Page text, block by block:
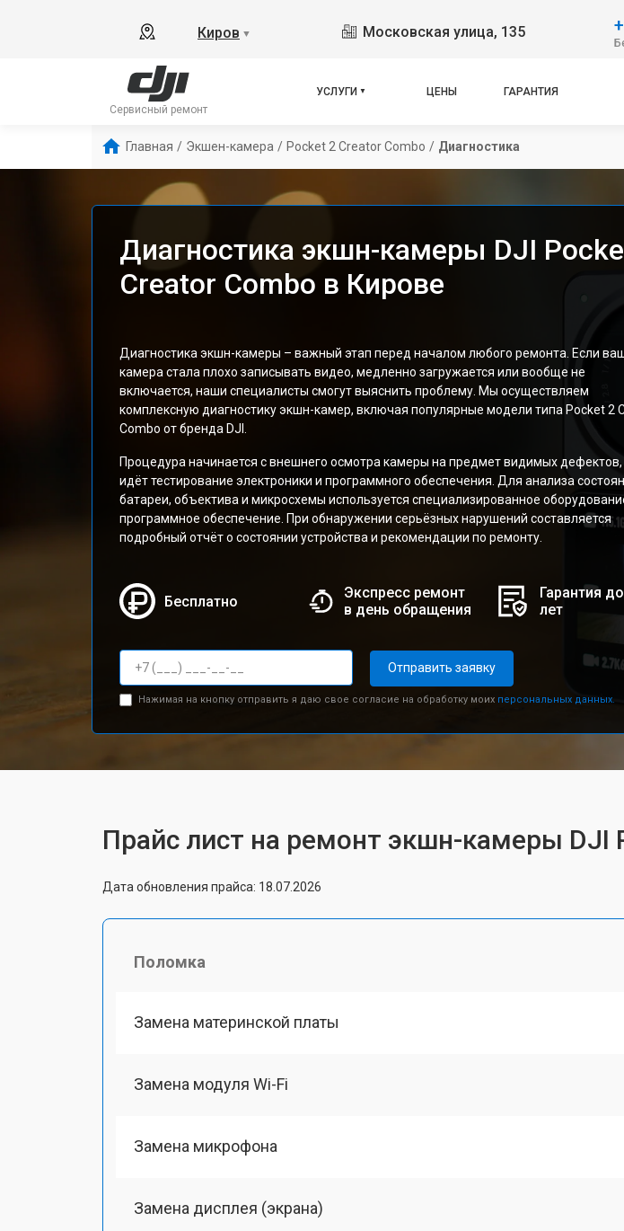
Киров ▼ Московская улица, 135
Сервисный ремонт
УСЛУГИ ЦЕНЫ ГАРАНТИЯ
Главная / Экшен-камера / Pocket 2 Creator Combo / Диагностика
Диагностика экшн-камеры DJI
Creator Combo в Кирове
Диагностика экшн-камеры – важный этап перед началом любого ремонта. Если
камера стала плохо записывать видео, медленно загружается или вообще не
включается, наши специалисты смогут выяснить проблему. Мы осуществляем
комплексную диагностику экшн-камер, включая популярные модели типа Pocket 2
Combo от бренда DJI.
Процедура начинается с внешнего осмотра камеры на предмет видимых дефектов,
идёт тестирование электроники и программного обеспечения. Для анализа
батареи, объектива и микросхемы используется специализированное
программное обеспечение. При обнаружении серьёзных нарушений составляется
подробный отчёт о состоянии устройства и рекомендации по ремонту.
Бесплатно
Экспресс ремонт
в день обращения
Гарантия
лет
Отправить заявку
Нажимая на кнопку отправить я даю свое согласие на обработку моих персональных данных.
Прайс лист на ремонт экшн-камеры DJI
Дата обновления прайса: 18.07.2026
Поломка
Замена материнской платы
Замена модуля Wi-Fi
Замена микрофона
Замена дисплея (экрана)